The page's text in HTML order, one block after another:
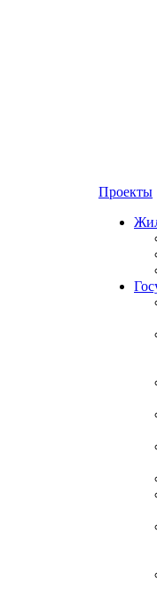
Проекты